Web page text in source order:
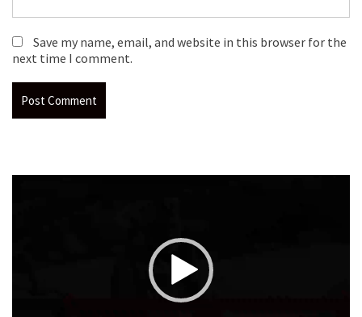
Save my name, email, and website in this browser for the
next time I comment.